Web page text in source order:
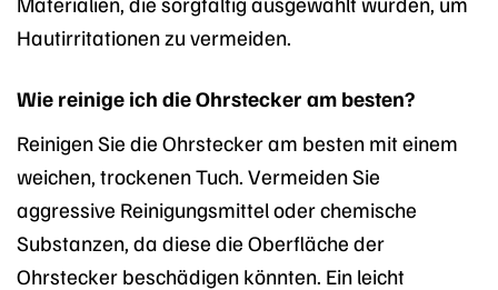
Hautirritationen zu vermeiden.
Wie reinige ich die Ohrstecker am besten?
Reinigen Sie die Ohrstecker am besten mit einem
weichen, trockenen Tuch. Vermeiden Sie
aggressive Reinigungsmittel oder chemische
Substanzen, da diese die Oberfläche der
Ohrstecker beschädigen könnten. Ein leicht